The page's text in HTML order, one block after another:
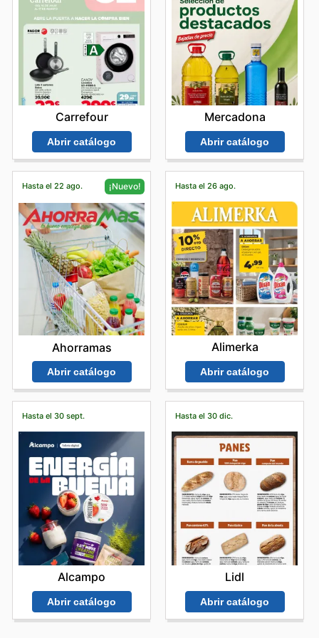
Carrefour
Abrir catálogo
Mercadona
Abrir catálogo
Hasta el 22 ago. ¡Nuevo!
Ahorramas
Abrir catálogo
Hasta el 26 ago.
Alimerka
Abrir catálogo
Hasta el 30 sept.
Alcampo
Abrir catálogo
Hasta el 30 dic.
Lidl
Abrir catálogo